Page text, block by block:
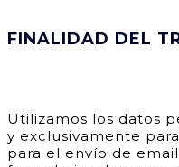
FINALIDAD DEL
Utilizamos los datos
y exclusivamente
para el envío de